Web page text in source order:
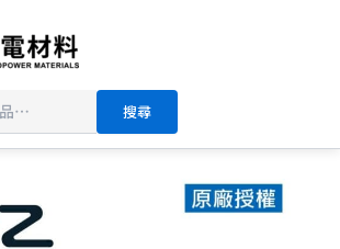
搜尋
始
價
NT$3,199。
目
前
價
NT$2,799。